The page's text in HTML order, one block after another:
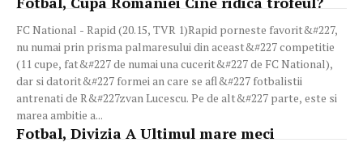
FC National - Rapid (20.15, TVR 1)Rapid porneste favorit&#227,
nu numai prin prisma palmaresului din aceast&#227 competitie
(11 cupe, fat&#227 de numai una cucerit&#227 de FC National),
dar si datorit&#227 formei an care se afl&#227 fotbalistii
antrenati de R&#227zvan Lucescu. Pe de alt&#227 parte, este si
marea ambitie a...
Fotbal, Divizia A Ultimul mare meci